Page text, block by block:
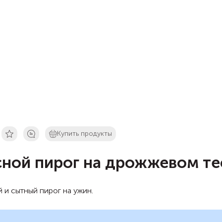
Купить продукты
пирог на дрожжевом
и сытный пирог на ужин.